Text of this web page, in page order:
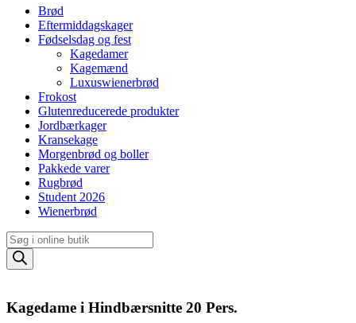
Brød
Eftermiddagskager
Fødselsdag og fest
Kagedamer
Kagemænd
Luxuswienerbrød
Frokost
Glutenreducerede produkter
Jordbærkager
Kransekage
Morgenbrød og boller
Pakkede varer
Rugbrød
Student 2026
Wienerbrød
Products
search
Kagedame i Hindbærsnitte 20 Pers.